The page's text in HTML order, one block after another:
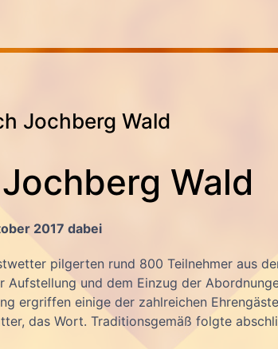
Jochberg Wald
Wald
2017 dabei
pilgerten rund 800 Teilnehmer aus
Aufstellung und dem Einzug der
ergriffen einige der zahlreichen
das Wort. Traditionsgemäß folgte